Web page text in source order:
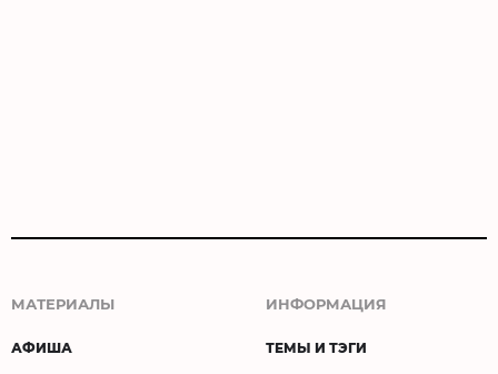
МАТЕРИАЛЫ
АФИША
ИНФОРМАЦИЯ
ТЕМЫ И ТЭГИ